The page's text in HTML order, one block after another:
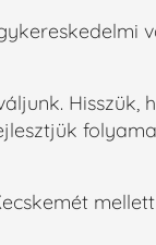
Hisszük,